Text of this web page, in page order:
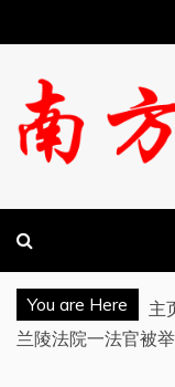
至
You are Here 主
兰陵法院一法官被